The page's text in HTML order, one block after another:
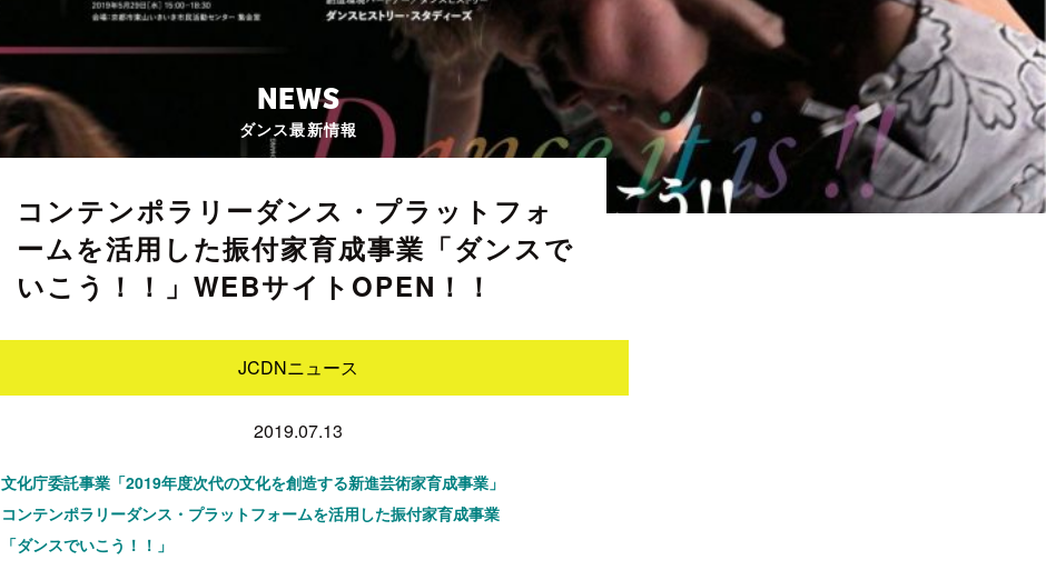
NEWS
ダンス最新情報
コンテンポラリーダンス・プラットフォ
ームを活用した振付家育成事業「ダンスで
いこう！！」WEBサイトOPEN！！
JCDNニュース
2019.07.13
文化庁委託事業「2019年度次代の文化を創造する新進芸術家育成事業」
コンテンポラリーダンス・プラットフォームを活用した振付家育成事業
「ダンスでいこう！！」